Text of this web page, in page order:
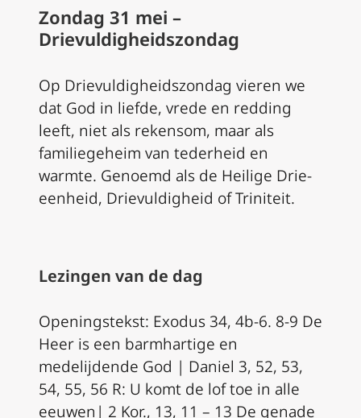
Zondag 31 mei –
Drievuldigheidszondag
Op Drievuldigheidszondag vieren we
dat God in liefde, vrede en redding
leeft, niet als rekensom, maar als
familiegeheim van tederheid en
warmte. Genoemd als de Heilige Drie-
eenheid, Drievuldigheid of Triniteit.
Lezingen van de dag
Openingstekst: Exodus 34, 4b-6. 8-9 De
Heer is een barmhartige en
medelijdende God | Daniel 3, 52, 53,
54, 55, 56 R: U komt de lof toe in alle
eeuwen| 2 Kor., 13, 11 – 13 De genade